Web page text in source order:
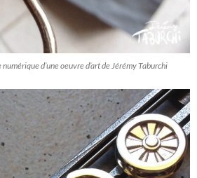
d’une oeuvre d’art de Jérémy Taburchi